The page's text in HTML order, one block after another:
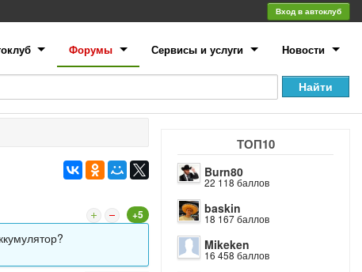
Вход в автоклуб
Форумы Сервисы и услуги Новости
ТОП10
Burn80
22 118 баллов
baskin
18 167 баллов
Mikeken
16 458 баллов
+5